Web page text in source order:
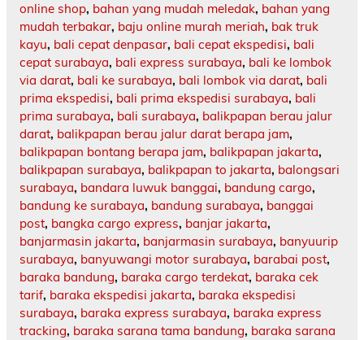
online shop, bahan yang mudah meledak, bahan yang
mudah terbakar, baju online murah meriah, bak truk
kayu, bali cepat denpasar, bali cepat ekspedisi, bali
cepat surabaya, bali express surabaya, bali ke lombok
via darat, bali ke surabaya, bali lombok via darat, bali
prima ekspedisi, bali prima ekspedisi surabaya, bali
prima surabaya, bali surabaya, balikpapan berau jalur
darat, balikpapan berau jalur darat berapa jam,
balikpapan bontang berapa jam, balikpapan jakarta,
balikpapan surabaya, balikpapan to jakarta, balongsari
surabaya, bandara luwuk banggai, bandung cargo,
bandung ke surabaya, bandung surabaya, banggai
post, bangka cargo express, banjar jakarta,
banjarmasin jakarta, banjarmasin surabaya, banyuurip
surabaya, banyuwangi motor surabaya, barabai post,
baraka bandung, baraka cargo terdekat, baraka cek
tarif, baraka ekspedisi jakarta, baraka ekspedisi
surabaya, baraka express surabaya, baraka express
tracking, baraka sarana tama bandung, baraka sarana